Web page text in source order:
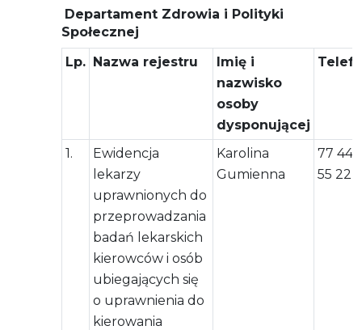
Departament Zdrowia i Polityki
Społecznej
Lp. Nazwa rejestru
Imię i
nazwisko
osoby
dysponującej
1.
Ewidencja
lekarzy
uprawnionych do
przeprowadzania
badań lekarskich
kierowców i osób
ubiegających się
o uprawnienia do
kierowania
Karolina
Gumienna
77 444
55 22